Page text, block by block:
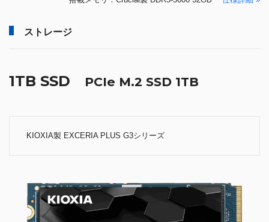
ストレージ
1TB SSD PCIe M.2 SSD 1TB
KIOXIA製 EXCERIA PLUS G3シリーズ